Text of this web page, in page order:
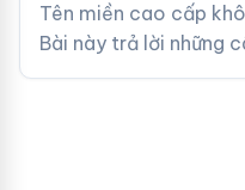
Tên miền cao cấp
Bài này trả lời những